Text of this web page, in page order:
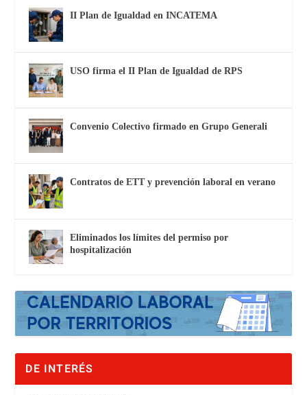
II Plan de Igualdad en INCATEMA
USO firma el II Plan de Igualdad de RPS
Convenio Colectivo firmado en Grupo Generali
Contratos de ETT y prevención laboral en verano
Eliminados los límites del permiso por
hospitalización
DE INTERÉS